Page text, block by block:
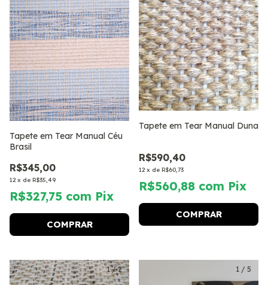
Tapete em Tear Manual Céu
Brasil
R$345,00
12 x de R$35,49
R$327,75 com Pix
COMPRAR
Tapete em Tear Manual Duna
R$590,40
12 x de R$60,73
R$560,88 com Pix
COMPRAR
1/2 1 / 5